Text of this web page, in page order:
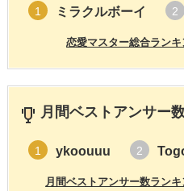
1 ミラクルボーイ 2
恋愛マスター総合ラン
月間ベストアンサー
1 ykoouuu 2
月間ベストアンサー数ラン